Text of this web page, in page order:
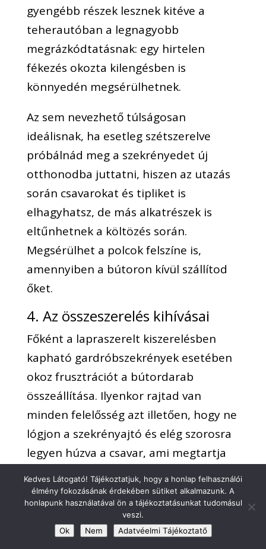
gyengébb részek lesznek kitéve a
teherautóban a legnagyobb
megrázkódtatásnak: egy hirtelen
fékezés okozta kilengésben is
könnyedén megsérülhetnek.
Az sem nevezhető túlságosan
ideálisnak, ha esetleg szétszerelve
próbálnád meg a szekrényedet új
otthonodba juttatni, hiszen az utazás
során csavarokat és tipliket is
elhagyhatsz, de más alkatrészek is
eltűnhetnek a költözés során.
Megsérülhet a polcok felszíne is,
amennyiben a bútoron kívül szállítod
őket.
4. Az összeszerelés kihívásai
Főként a lapraszerelt kiszerelésben
kapható gardróbszekrények esetében
okoz frusztrációt a bútordarab
összeállítása. Ilyenkor rajtad van
minden felelősség azt illetően, hogy ne
lógjon a szekrényajtó és elég szorosra
legyen húzva a csavar, ami megtartja
az ajtó fogantyúját.
Akinek nincsen gyakorlata a bútorok
összeszerelésében, annak a
lapraszerelt termékek életre keltése
Kedves Látogató! Tájékoztatjuk, hogy a honlap felhasználói
élmény fokozásának érdekében sütiket alkalmazunk. A
honlapunk használatával ön a tájékoztatásunkat tudomásul
veszi.
Ok
Nem Adatvéelmi Tájékoztatő